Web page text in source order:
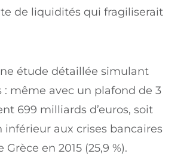
de liquidités qui fragiliserait
étude détaillée simulant
: même avec un plafond de 3
699 milliards d’euros, soit
inférieur aux crises bancaires
en 2015 (25,9 %).